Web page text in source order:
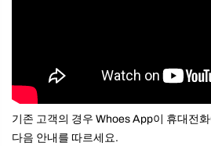
기존 고객의 경우 Whoes App이 휴대전
다음 안내를 따르세요.